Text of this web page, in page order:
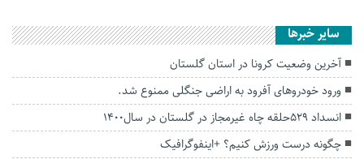
سایر خبرها
آخرین وضعیت کرونا در استان گلستان
ورود خودروهای آفرود به اراضی جنگلی ممنوع شد.
انسداد ۵۲۹حلقه چاه غیرمجاز در گلستان در سال۱۴۰۰
چگونه درست ورزش کنیم؟ +اینفوگرافیک